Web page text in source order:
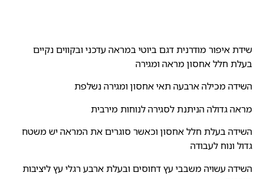
שידת איפור מודרנית דגם ביוטי במראה עדכני ובקווים נקיים
בעלת חלל אחסון מראה ומגירה
השידה מכילה ארבעה תאי אחסון ומגירה נשלפת
מראה גדולה הניתנת לסגירה לנוחות מירבית
השידה בעלת חלל אחסון וכאשר סוגרים את המראה יש משטח
גדול ונוח לעבודה
השידה עשויה משבבי עץ דחוסים ובעלת ארבע רגלי עץ ליציבות